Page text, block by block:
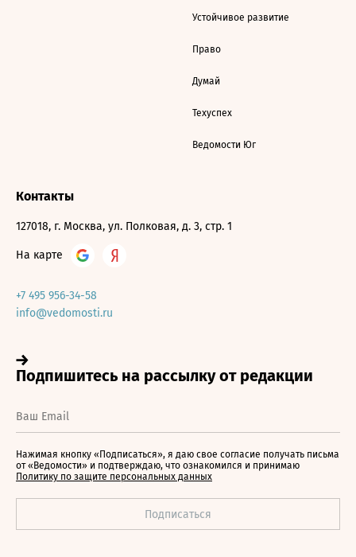
Устойчивое развитие
Право
Думай
Техуспех
Ведомости Юг
Контакты
127018, г. Москва, ул. Полковая, д. 3, стр. 1
На карте
+7 495 956-34-58
info@vedomosti.ru
Нажимая кнопку «Подписаться», я даю свое согласие получать письма
от «Ведомости» и подтверждаю, что ознакомился и принимаю
Политику по защите персональных данных